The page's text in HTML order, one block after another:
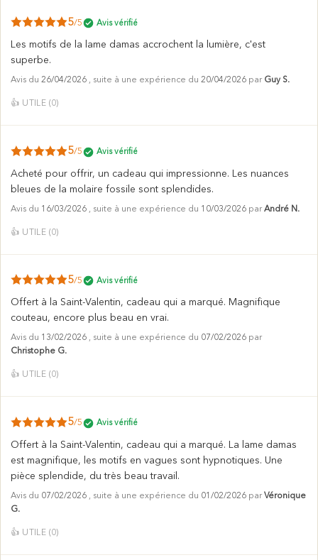
5/5 Avis vérifié
Les motifs de la lame damas accrochent la lumière, c'est
superbe.
Avis du 26/04/2026 , suite à une expérience du 20/04/2026 par Guy S.
👍 UTILE (0)
5/5 Avis vérifié
Acheté pour offrir, un cadeau qui impressionne. Les nuances
bleues de la molaire fossile sont splendides.
Avis du 16/03/2026 , suite à une expérience du 10/03/2026 par André N.
👍 UTILE (0)
5/5 Avis vérifié
Offert à la Saint-Valentin, cadeau qui a marqué. Magnifique
couteau, encore plus beau en vrai.
Avis du 13/02/2026 , suite à une expérience du 07/02/2026 par
Christophe G.
👍 UTILE (0)
5/5 Avis vérifié
Offert à la Saint-Valentin, cadeau qui a marqué. La lame damas
est magnifique, les motifs en vagues sont hypnotiques. Une
pièce splendide, du très beau travail.
Avis du 07/02/2026 , suite à une expérience du 01/02/2026 par Véronique
G.
👍 UTILE (0)